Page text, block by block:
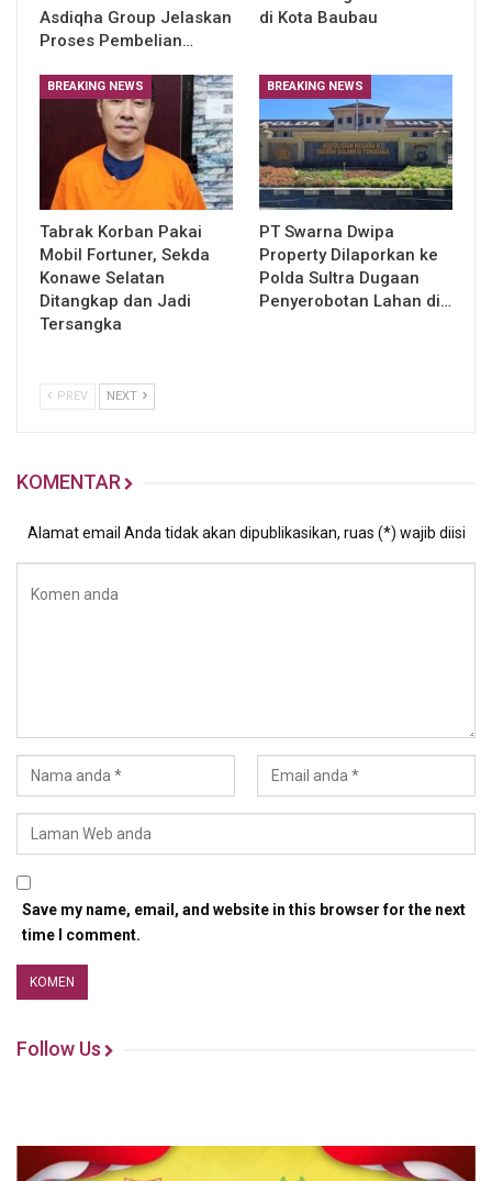
Asdiqha Group Jelaskan
Proses Pembelian…
di Kota Baubau
BREAKING NEWS
Tabrak Korban Pakai
Mobil Fortuner, Sekda
Konawe Selatan
Ditangkap dan Jadi
Tersangka
BREAKING NEWS
PT Swarna Dwipa
Property Dilaporkan ke
Polda Sultra Dugaan
Penyerobotan Lahan di…
PREV NEXT
KOMENTAR
Alamat email Anda tidak akan dipublikasikan, ruas (*) wajib diisi
Save my name, email, and website in this browser for the next
time I comment.
Follow Us